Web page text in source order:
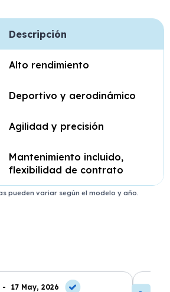
Descripción
Alto rendimiento
Deportivo y aerodinámico
Agilidad y precisión
Mantenimiento incluido,
flexibilidad de contrato
pueden variar según el modelo y año.
- 17 May, 2026